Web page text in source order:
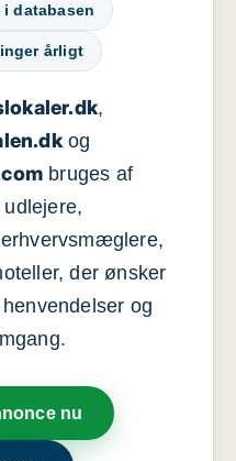
i databasen
årligt
,
og
bruges af
der ønsker
og
nu